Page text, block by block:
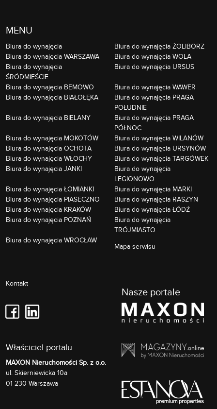
MENU
Biura do wynajęcia
Biura do wynajęcia ŻOLIBORZ
Biura do wynajęcia WARSZAWA
Biura do wynajęcia WOLA
Biura do wynajęcia
ŚRÓDMIEŚCIE
Biura do wynajęcia URSUS
Biura do wynajęcia BEMOWO
Biura do wynajęcia WAWER
Biura do wynajęcia BIAŁOŁĘKA
Biura do wynajęcia PRAGA
POŁUDNIE
Biura do wynajęcia BIELANY
Biura do wynajęcia PRAGA
PÓŁNOC
Biura do wynajęcia MOKOTÓW
Biura do wynajęcia WILANÓW
Biura do wynajęcia OCHOTA
Biura do wynajęcia URSYNÓW
Biura do wynajęcia WŁOCHY
Biura do wynajęcia TARGÓWEK
Biura do wynajęcia JANKI
Biura do wynajęcia
LEGIONOWO
Biura do wynajęcia ŁOMIANKI
Biura do wynajęcia MARKI
Biura do wynajęcia PIASECZNO
Biura do wynajęcia RASZYN
Biura do wynajęcia KRAKÓW
Biura do wynajęcia ŁÓDŹ
Biura do wynajęcia POZNAŃ
Biura do wynajęcia
TRÓJMIASTO
Biura do wynajęcia WROCŁAW
Mapa serwisu
Kontakt
Właściciel portalu
MAXON Nieruchomości Sp. z o.o.
ul. Skierniewicka 10a
01-230 Warszawa
Nasze portale